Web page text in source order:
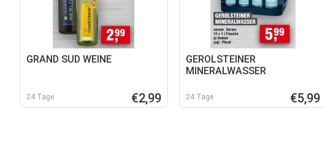
GRAND SUD WEINE
24 Tage €2,99
GEROLSTEINER
MINERALWASSER
24 Tage €5,99